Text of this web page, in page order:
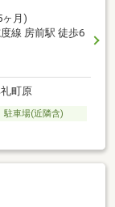
ヶ月)
線 房前駅 徒歩6
町原
駐車場(近隣含)